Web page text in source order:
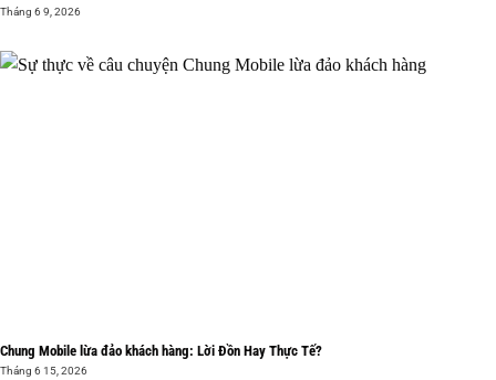
Tháng 6 9, 2026
Chung Mobile lừa đảo khách hàng: Lời Đồn Hay Thực Tế?
Tháng 6 15, 2026